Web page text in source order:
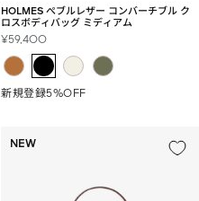
HOLMES ぺブルレザー コンバーチブル ク
ロスボディバッグ ミディアム
セ
ル
格
¥59,400
新規登録5%OFF
NEW